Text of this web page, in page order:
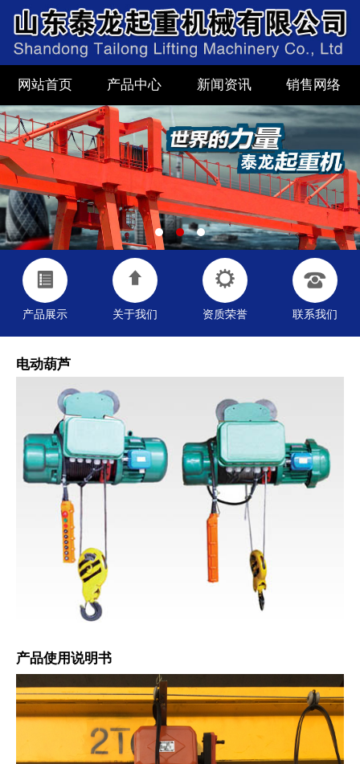
网站首页 产品中心 新闻资讯 销售网络
产品展示 关于我们 资质荣誉 联系我们
电动葫芦
产品使用说明书